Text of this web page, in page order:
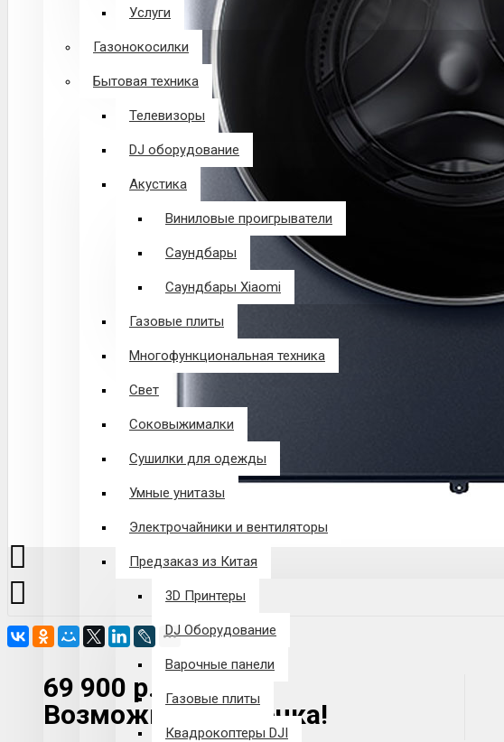
Услуги
Газонокосилки
Бытовая техника
Телевизоры
DJ оборудование
Акустика
Виниловые проигрыватели
Саундбары
Саундбары Xiaomi
Газовые плиты
Многофункциональная техника
Свет
Соковыжималки
Сушилки для одежды
Умные унитазы
Электрочайники и вентиляторы
Предзаказ из Китая
3D Принтеры
DJ Оборудование
Варочные панели
Газовые плиты
Квадрокоптеры DJI
69 900 р.
Возможна рассрочка!